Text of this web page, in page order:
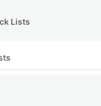
Lists